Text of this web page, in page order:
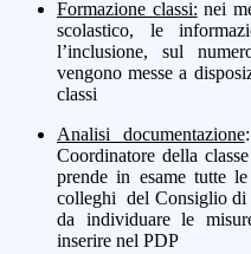
Formazione classi: nei
scolastico, le
l’inclusione, sul
vengono messe a
classi
Analisi documentazione
Coordinatore della
prende in esame tutte
colleghi del Consiglio di
da individuare le
inserire nel PDP